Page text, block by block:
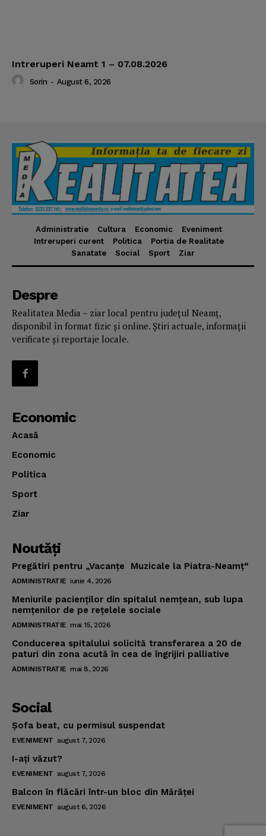
Intreruperi Neamt 1 – 07.08.2026
Sorin - August 6, 2026
Administratie Cultura Economic
Eveniment
Intreruperi curent
Politica
Portia de Realitate
Sanatate
Social Sport Ziar
Despre
Realitatea Media – ziar local pentru județul Neamț,
disponibil în format fizic și online. Știri actuale, informații
verificate și reportaje locale.
Economic
Acasă
Economic
Politica
Sport
Ziar
Noutăţi
Pregătiri pentru „Vacanţe Muzicale la Piatra-Neamţ“
ADMINISTRATIE iunie 4, 2026
Meniurile pacienţilor din spitalul nemţean, sub lupa
nemţenilor de pe reţelele sociale
ADMINISTRATIE mai 15, 2026
Conducerea spitalului solicită transferarea a 20 de
paturi din zona acută în cea de îngrijiri palliative
ADMINISTRATIE mai 8, 2026
Social
Şofa beat, cu permisul suspendat
EVENIMENT august 7, 2026
I-aţi văzut?
EVENIMENT august 7, 2026
Balcon în flăcări într-un bloc din Mărăţei
EVENIMENT august 6, 2026